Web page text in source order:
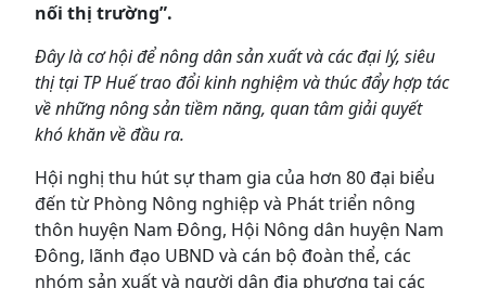
nối thị trường”.
Đây là cơ hội để nông dân sản xuất và các đại lý, siêu
thị tại TP Huế trao đổi kinh nghiệm và thúc đẩy hợp tác
về những nông sản tiềm năng, quan tâm giải quyết
khó khăn về đầu ra.
Hội nghị thu hút sự tham gia của hơn 80 đại biểu
đến từ Phòng Nông nghiệp và Phát triển nông
thôn huyện Nam Đông, Hội Nông dân huyện Nam
Đông, lãnh đạo UBND và cán bộ đoàn thể, các
nhóm sản xuất và người dân địa phương tại các